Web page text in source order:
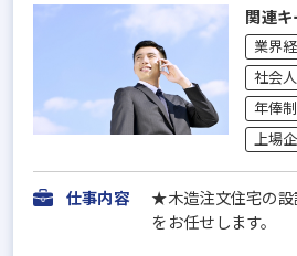
関連
業界
社会
年俸制
上場
仕事内容
★木造注文住宅の
をお任せします。